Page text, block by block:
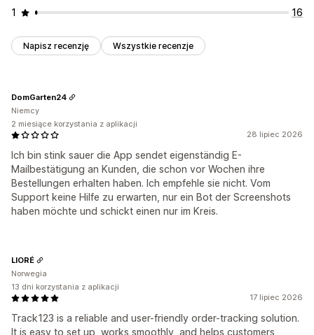
1
16
Napisz recenzję Wszystkie recenzje
28 lipiec 2026
Ich bin stink sauer die App sendet eigenständig E-
Mailbestätigung an Kunden, die schon vor Wochen ihre
Bestellungen erhalten haben. Ich empfehle sie nicht. Vom
Support keine Hilfe zu erwarten, nur ein Bot der Screenshots
haben möchte und schickt einen nur im Kreis.
DomGarten24
Niemcy
2 miesiące korzystania z aplikacji
17 lipiec 2026
Track123 is a reliable and user-friendly order-tracking solution.
It is easy to set up, works smoothly, and helps customers
LIORÉ
Norwegia
13 dni korzystania z aplikacji